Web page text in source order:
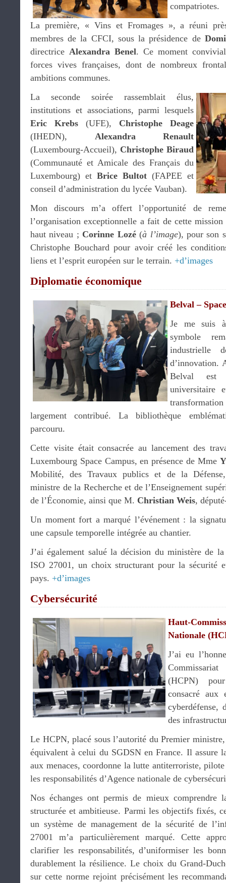
compatriotes.
La première, « Vins et Fromages », a réuni
membres de la CFCI, sous la présidence de
directrice Alexandra Benel. Ce moment
forces vives françaises, dont de nombreux
ambitions communes.
La seconde soirée rassemblait élus,
institutions et associations, parmi lesquels
Eric Krebs (UFE), Christophe Deage
(IHEDN), Alexandra Renault
(Luxembourg-Accueil), Christophe Biraud
(Communauté et Amicale des Français du
Luxembourg) et Brice Bultot (FAPEE et
conseil d’administration du lycée Vauban).
Mon discours m’a offert l’opportunité de
l’organisation exceptionnelle a fait de cette
haut niveau ; Corinne Lozé(à l’image), pour son
Christophe Bouchard pour avoir créé les
liens et l’esprit européen sur le terrain. +d’images
Diplomatie économique
Belval –
Je me suis
symbole
industrielle
d’innovation.
Belval est
universitaire
largement contribué. La bibliothèque
parcouru.
Cette visite était consacrée au lancement des
Luxembourg Space Campus, en présence de Mme
Mobilité, des Travaux publics et de la
ministre de la Recherche et de l’Enseignement
de l’Économie, ainsi que M. Christian Weis,
Un moment fort a marqué l’événement : la
une capsule temporelle intégrée au chantier.
J’ai également salué la décision du ministère de
ISO 27001, un choix structurant pour la sécurité
pays. +d’images
Cybersécurité
Haut-
Nationale
J’ai eu
(HCPN)
consacré aux
cyberdéfense,
des
Le HCPN, placé sous l’autorité du Premier
équivalent à celui du SGDSN en France. Il assure
aux menaces, coordonne la lutte antiterroriste,
les responsabilités d’Agence nationale de
Nos échanges ont permis de mieux comprendre
structurée et ambitieuse. Parmi les objectifs fixés,
un système de management de la sécurité de
27001 m’a particulièrement marqué. Cette
clarifier les responsabilités, d’uniformiser les
durablement la résilience. Le choix du Grand-
sur cette norme rejoint précisément les